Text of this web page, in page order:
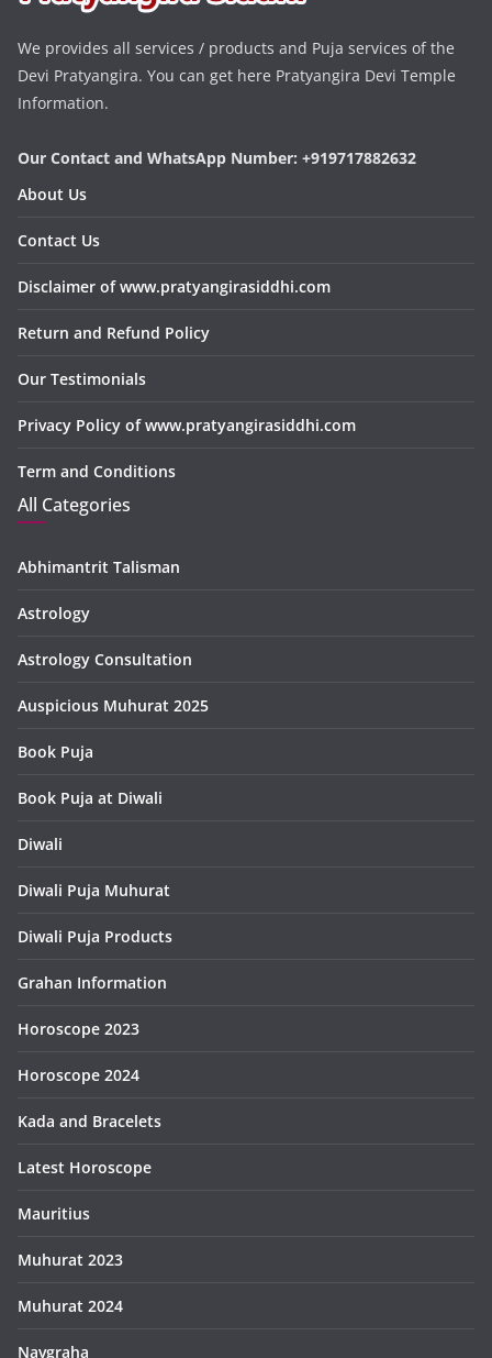
We provides all services / products and Puja services of the
Devi Pratyangira. You can get here Pratyangira Devi Temple
Information.
Our Contact and WhatsApp Number: +919717882632
About Us
Contact Us
Disclaimer of www.pratyangirasiddhi.com
Return and Refund Policy
Our Testimonials
Privacy Policy of www.pratyangirasiddhi.com
Term and Conditions
All Categories
Abhimantrit Talisman
Astrology
Astrology Consultation
Auspicious Muhurat 2025
Book Puja
Book Puja at Diwali
Diwali
Diwali Puja Muhurat
Diwali Puja Products
Grahan Information
Horoscope 2023
Horoscope 2024
Kada and Bracelets
Latest Horoscope
Mauritius
Muhurat 2023
Muhurat 2024
Navgraha